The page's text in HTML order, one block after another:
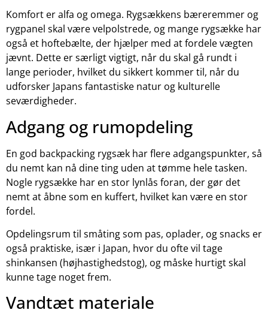
Komfort er alfa og omega. Rygsækkens bæreremmer og
rygpanel skal være velpolstrede, og mange rygsække har
også et hoftebælte, der hjælper med at fordele vægten
jævnt. Dette er særligt vigtigt, når du skal gå rundt i
lange perioder, hvilket du sikkert kommer til, når du
udforsker Japans fantastiske natur og kulturelle
seværdigheder.
Adgang og rumopdeling
En god backpacking rygsæk har flere adgangspunkter, så
du nemt kan nå dine ting uden at tømme hele tasken.
Nogle rygsække har en stor lynlås foran, der gør det
nemt at åbne som en kuffert, hvilket kan være en stor
fordel.
Opdelingsrum til småting som pas, oplader, og snacks er
også praktiske, især i Japan, hvor du ofte vil tage
shinkansen (højhastighedstog), og måske hurtigt skal
kunne tage noget frem.
Vandtæt materiale